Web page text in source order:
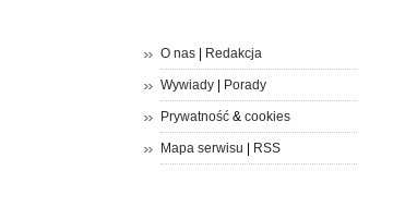
O nas| Redakcja
Wywiady| Porady
Prywatność& cookies
Mapa serwisu RSS